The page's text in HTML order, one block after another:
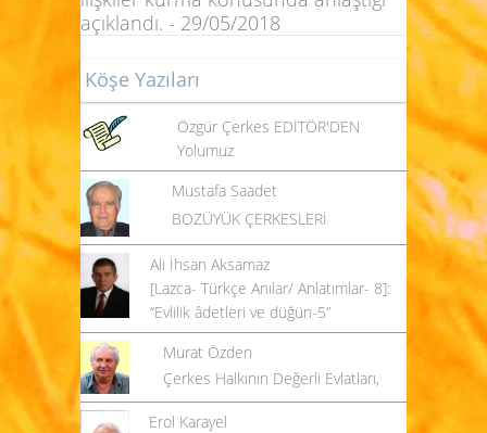
açıklandı. - 29/05/2018
Köşe Yazıları
Özgür Çerkes EDİTÖR'DEN
Yolumuz
Mustafa Saadet
BOZÜYÜK ÇERKESLERİ
Ali İhsan Aksamaz
[Lazca- Türkçe Anılar/ Anlatımlar- 8]:
“Evlilik âdetleri ve düğün-5”
Murat Özden
Çerkes Halkının Değerli Evlatları,
Erol Karayel